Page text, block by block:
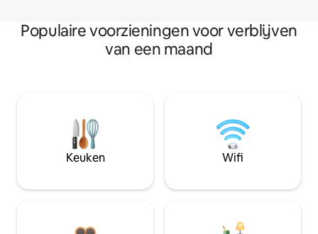
Populaire voorzieningen voor verblijven
van een maand
Keuken Wifi